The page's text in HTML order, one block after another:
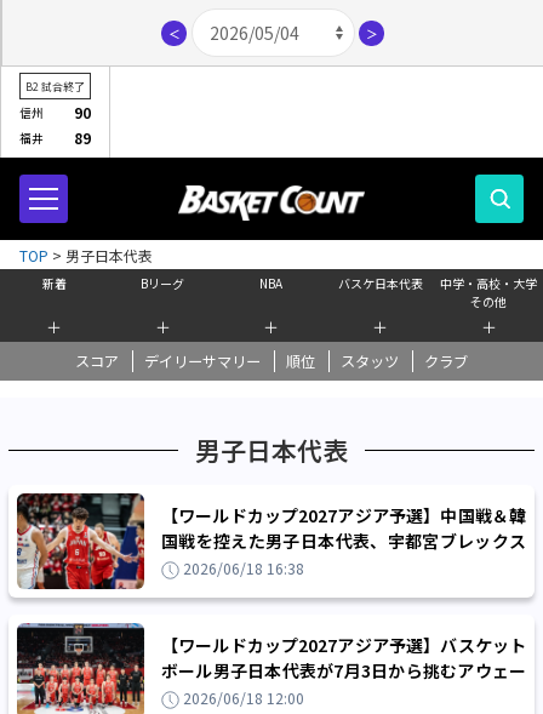
＜ ＞
B2 試合終了
信州 90
福井 89
新着
＋
Bリーグ
＋
NBA
＋
バスケ日本代表
＋
中学・高校・大学
その他
＋
スコア デイリーサマリー 順位 スタッツ クラブ
TOP > 男子日本代表
男子日本代表
【ワールドカップ2027アジア予選】中国戦＆韓
国戦を控えた男子日本代表、宇都宮ブレックス
の比江島慎ら7名を強化合宿に追加招集
2026/06/18 16:38
【ワールドカップ2027アジア予選】バスケット
ボール男子日本代表が7月3日から挑むアウェー
2連戦を生中継！放送・配信情報一覧
2026/06/18 12:00